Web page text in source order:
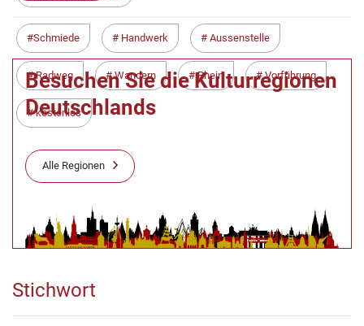
Schmiede Handwerk Aussenstelle
Radweg Wandern Rhein Vorführung
kostenlos
Besuchen Sie die Kulturregionen
Deutschlands
Alle Regionen
Stichwort